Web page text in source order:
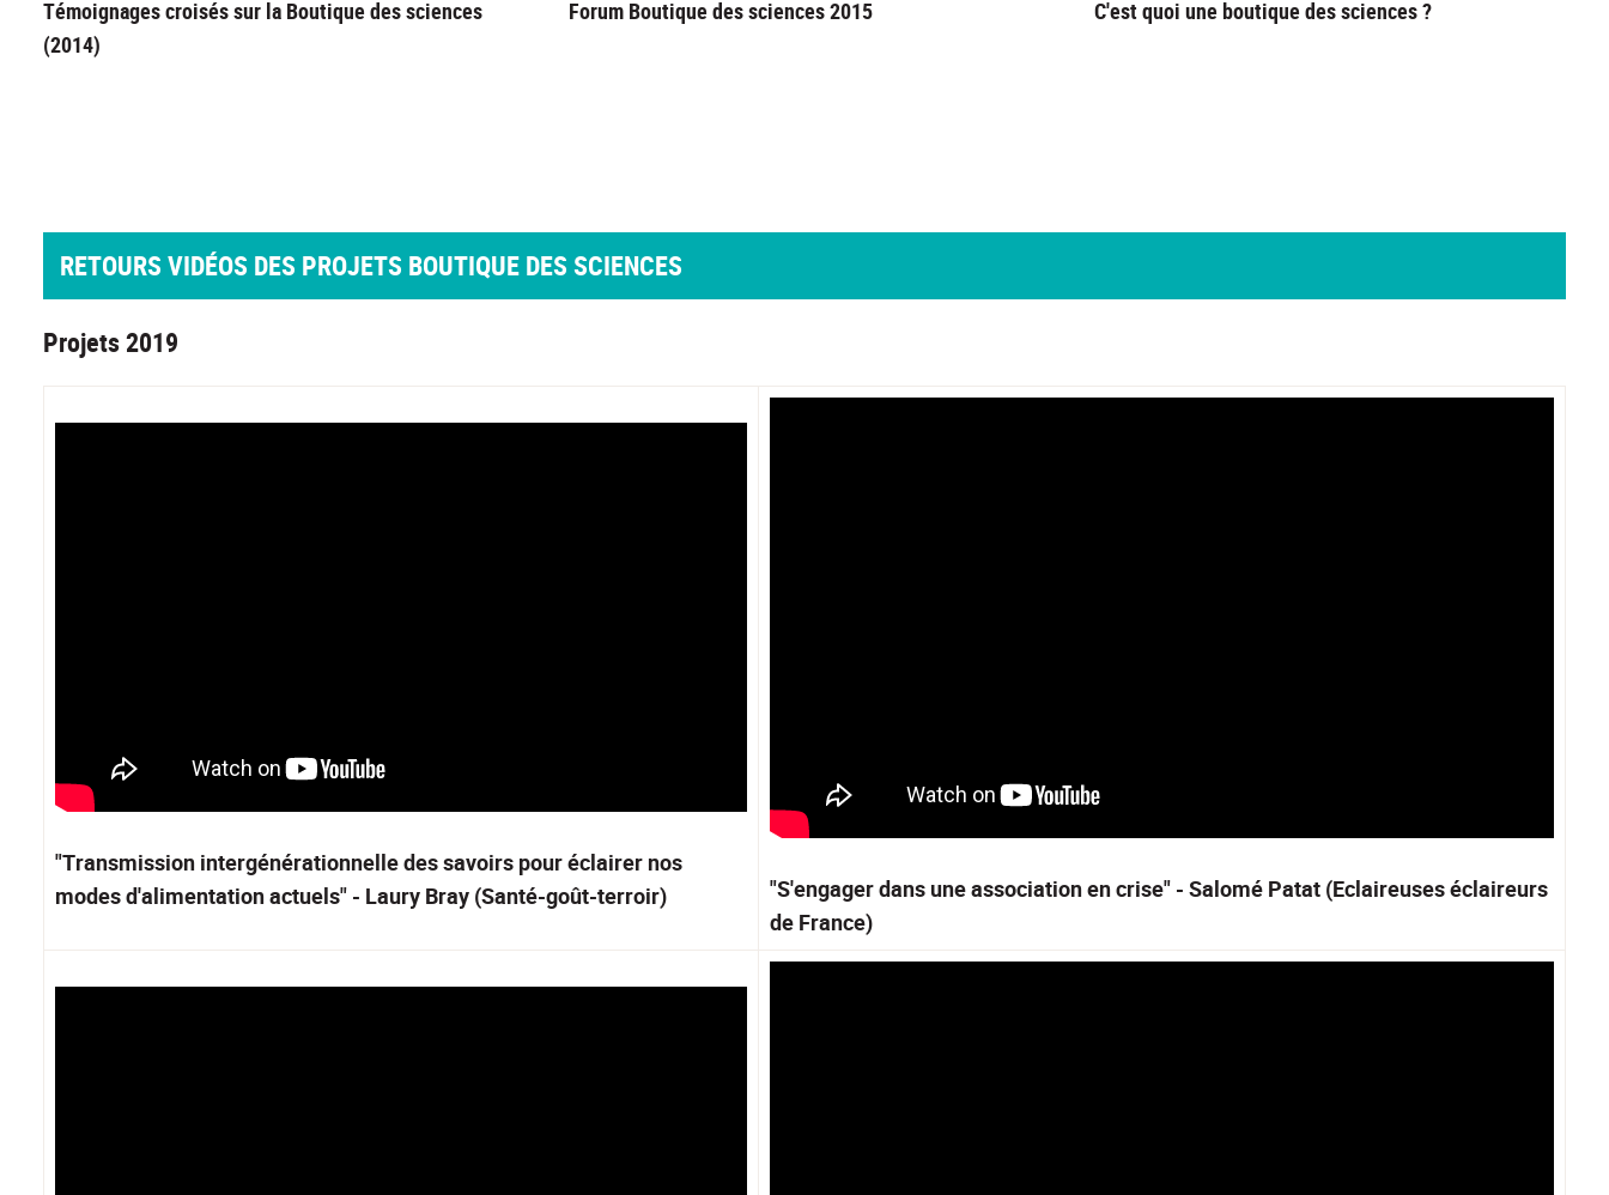
Témoignages croisés sur la Boutique des sciences
(2014)
Forum Boutique des sciences 2015 C'est quoi une boutique des sciences ?
RETOURS VIDÉOS DES PROJETS BOUTIQUE DES SCIENCES
Projets 2019
"Transmission intergénérationnelle des savoirs pour éclairer nos
modes d'alimentation actuels" - Laury Bray (Santé-goût-terroir)
"S'engager dans une association en crise" - Salomé Patat (Eclaireuses éclaireurs
de France)